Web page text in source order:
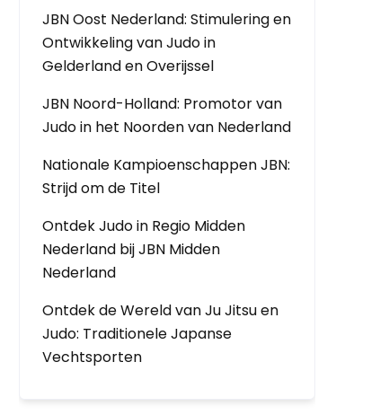
JBN Oost Nederland: Stimulering en
Ontwikkeling van Judo in
Gelderland en Overijssel
JBN Noord-Holland: Promotor van
Judo in het Noorden van Nederland
Nationale Kampioenschappen JBN:
Strijd om de Titel
Ontdek Judo in Regio Midden
Nederland bij JBN Midden
Nederland
Ontdek de Wereld van Ju Jitsu en
Judo: Traditionele Japanse
Vechtsporten